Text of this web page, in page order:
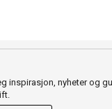
inspirasjon, nyheter og